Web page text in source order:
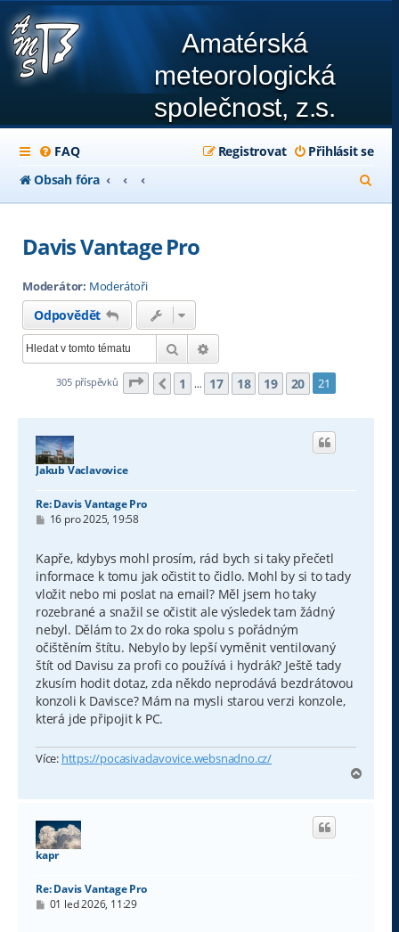
Amatérská
meteorologická
společnost, z.s.
FAQ Přihlásit se
Registrovat
Obsah fóra
l
Davis Vantage Pro
Moderátor: Moderátoři
Odpovědět
Hledat
305 příspěvků Stránka21 z21
Předchozí
1 … 17 18 19 20 21
Jakub Vaclavovice
Re: Davis Vantage Pro
P
s
p
ě
v
k
16 pro 2025, 19:58
Kapře, kdybys mohl prosím, rád bych si taky přečetl
informace k tomu jak očistit to čidlo. Mohl by si to tady
vložit nebo mi poslat na email? Měl jsem ho taky
rozebrané a snažil se očistit ale výsledek tam žádný
nebyl. Dělám to 2x do roka spolu s pořádným
očištěním štítu. Nebylo by lepší vyměnit ventilovaný
štít od Davisu za profi co používá i hydrák? Ještě tady
zkusím hodit dotaz, zda někdo neprodává bezdrátovou
konzoli k Davisce? Mám na mysli starou verzi konzole,
která jde připojit k PC.
Více: https://pocasivaclavovice.websnadno.cz/
h
kapr
Re: Davis Vantage Pro
P01 led 2026, 11:29